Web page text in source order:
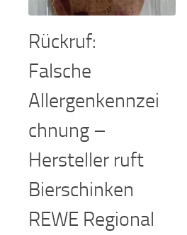
Rückruf:
Falsche
Allergenkennzei
chnung –
Hersteller ruft
Bierschinken
REWE Regional